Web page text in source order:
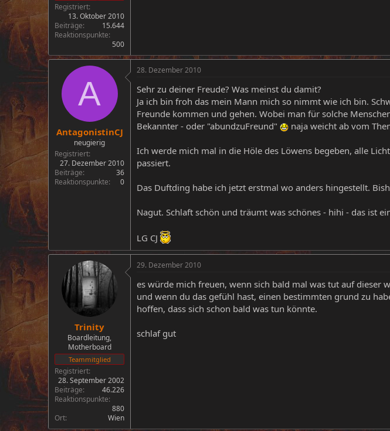
Registriert
13. Oktober 2010
Beiträge
15.644
Reaktionspunkte
500
A
AntagonistinCJ
neugierig
Registriert
27. Dezember 2010
Beiträge
36
Reaktionspunkte
0
28. Dezember 2010
Sehr zu deiner Freude? Was meinst du damit?
Ja ich bin froh das mein Mann mich so nimmt wie ich bin.
Freunde kommen und gehen. Wobei man für solche
Bekannter - oder "abundzuFreund"
naja weicht ab vom
Ich werde mich mal in die Höle des Löwens begeben, alle
passiert.
Das Duftding habe ich jetzt erstmal wo anders hingestellt.
Nagut. Schlaft schön und träumt was schönes - hihi - das ist
LG CJ
Trinity
Boardleitung,
Motherboard
Teammitglied
Registriert
28. September 2002
Beiträge
46.226
Reaktionspunkte
880
Ort
Wien
29. Dezember 2010
es würde mich freuen, wenn sich bald mal was tut auf dieser
und wenn du das gefühl hast, einen bestimmten grund zu
hoffen, dass sich schon bald was tun könnte.
schlaf gut